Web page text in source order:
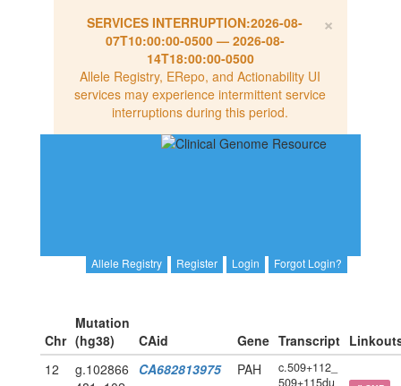
×
SERVICES INTERRUPTION:2026-08-
07T10:00:00-0500— 2026-08-
14T18:00:00-0500
Allele Registry, ERepo, and Actionability UI
services may experience intermittent service
interruptions during this period.
Allele Registry Register Login Forgot Login?
Chr
Mutation
(hg38)
CAid Gene Transcript
12
g.102866
CA682813975 PAH
c.509+112_
509+115du